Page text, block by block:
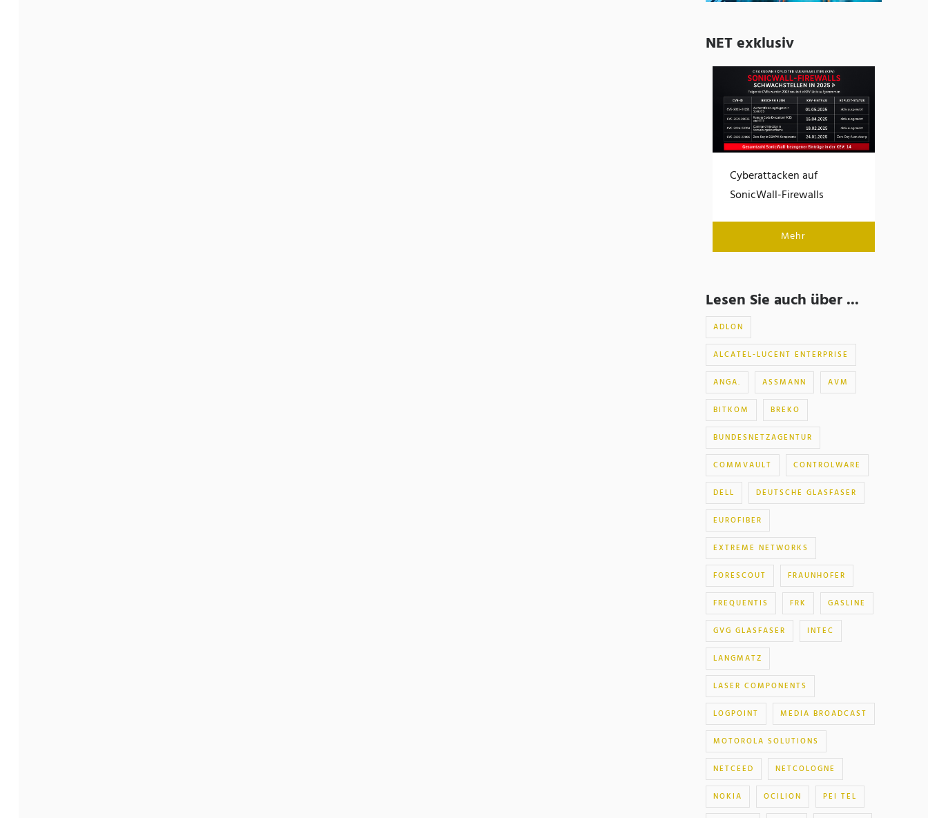
NET exklusiv
Cyberattacken auf
SonicWall-Firewalls
Mehr
Lesen Sie auch über ...
ADLON
ALCATEL-LUCENT ENTERPRISE
ANGA. ASSMANN AVM
BITKOM BREKO
BUNDESNETZAGENTUR
COMMVAULT CONTROLWARE
DELL DEUTSCHE GLASFASER
EUROFIBER
EXTREME NETWORKS
FORESCOUT FRAUNHOFER
FREQUENTIS FRK GASLINE
GVG GLASFASER INTEC
LANGMATZ
LASER COMPONENTS
LOGPOINT MEDIA BROADCAST
MOTOROLA SOLUTIONS
NETCEED NETCOLOGNE
NOKIA OCILION PEI TEL